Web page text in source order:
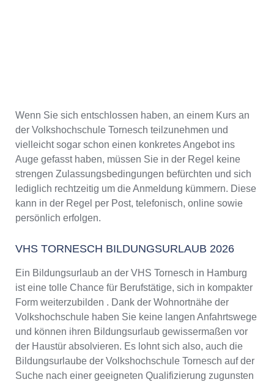
Wenn Sie sich entschlossen haben, an einem Kurs an
der Volkshochschule Tornesch teilzunehmen und
vielleicht sogar schon einen konkretes Angebot ins
Auge gefasst haben, müssen Sie in der Regel keine
strengen Zulassungsbedingungen befürchten und sich
lediglich rechtzeitig um die Anmeldung kümmern. Diese
kann in der Regel per Post, telefonisch, online sowie
persönlich erfolgen.
VHS TORNESCH BILDUNGSURLAUB 2026
Ein Bildungsurlaub an der VHS Tornesch in Hamburg
ist eine tolle Chance für Berufstätige, sich in kompakter
Form weiterzubilden . Dank der Wohnortnähe der
Volkshochschule haben Sie keine langen Anfahrtswege
und können ihren Bildungsurlaub gewissermaßen vor
der Haustür absolvieren. Es lohnt sich also, auch die
Bildungsurlaube der Volkshochschule Tornesch auf der
Suche nach einer geeigneten Qualifizierung zugunsten